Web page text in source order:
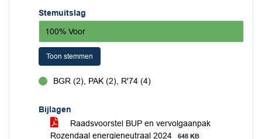
Stemuitslag
100% Voor
Toon stemmen
BGR (2), PAK (2), R'74 (4)
Bijlagen
Raadsvoorstel BUP en vervolgaanpak
Rozendaal energieneutraal 2024
648 KB